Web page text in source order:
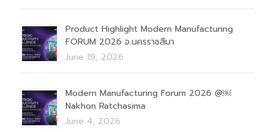
Product Highlight Modern Manufacturing
FORUM 2026 จ.นครราชสีมา
June 19, 2026
Modern Manufacturing Forum 2026 @￼
Nakhon Ratchasima
June 4, 2026